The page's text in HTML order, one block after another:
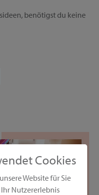
Cookies
Website für Sie
Nutzererlebnis
benötigst du keine